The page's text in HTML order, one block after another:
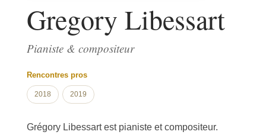
Gregory Libessart
Pianiste & compositeur
Rencontres pros
2018 2019
Grégory Libessart est pianiste et compositeur.